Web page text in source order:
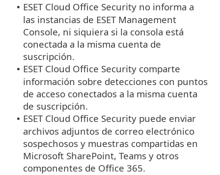
• ESET Cloud Office Security no informa a
las instancias de ESET Management
Console, ni siquiera si la consola está
conectada a la misma cuenta de
suscripción.
• ESET Cloud Office Security comparte
información sobre detecciones con puntos
de acceso conectados a la misma cuenta
de suscripción.
• ESET Cloud Office Security puede enviar
archivos adjuntos de correo electrónico
sospechosos y muestras compartidas en
Microsoft SharePoint, Teams y otros
componentes de Office 365.